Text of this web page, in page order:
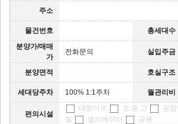
주소
물건번호 총세대수
분양가/매매
가
전화문의 실입주금
분양면적 호실구조
세대당주차 100% 1:1주차 월관리비
편의시설
대형마트 초.중.고 종합
철
엘리베이터 공원